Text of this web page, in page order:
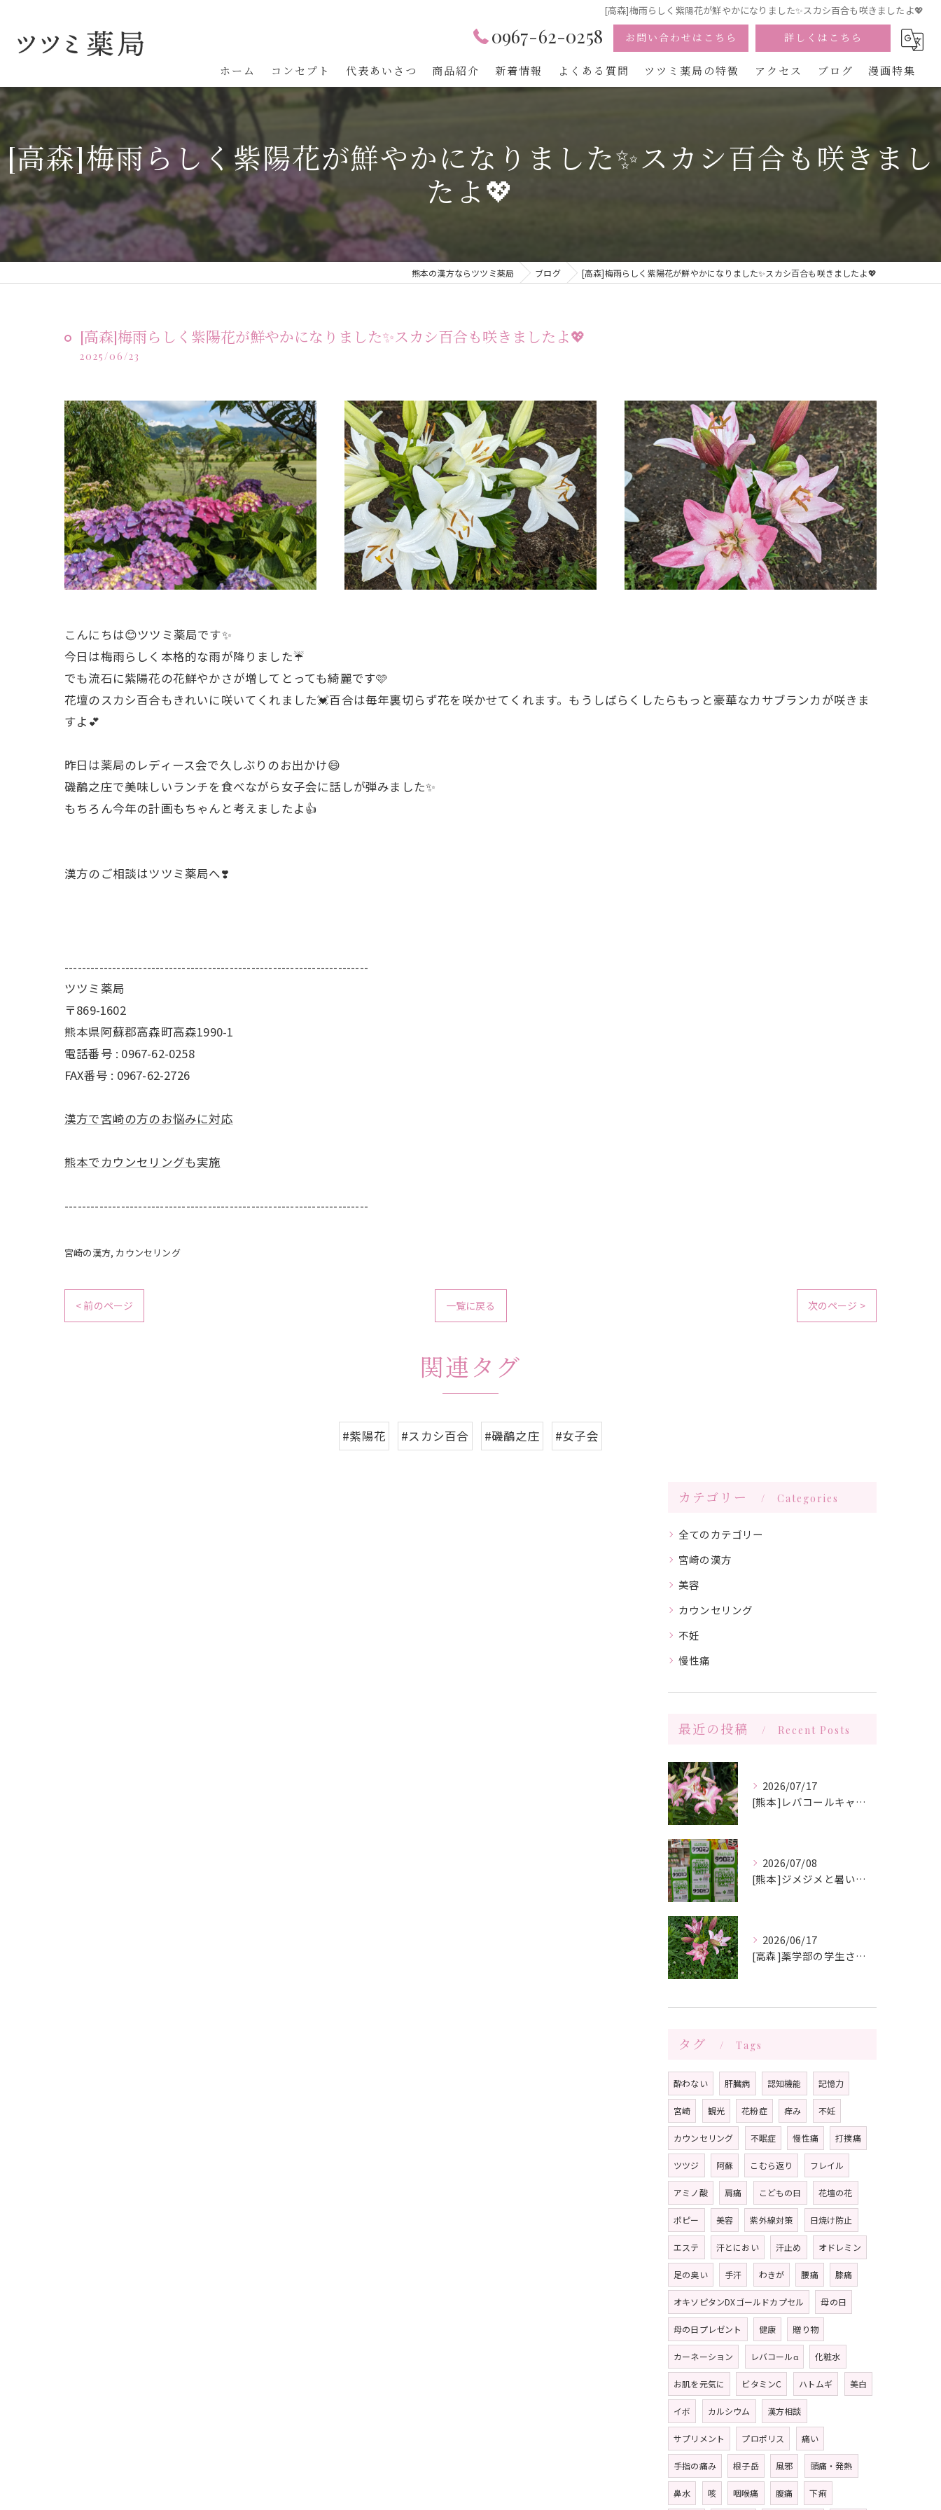
[高森]梅雨らしく紫陽花が鮮やかになりました✨スカシ百合も咲きましたよ💖
0967-62-0258 お問い合わせはこちら 詳しくはこちら
ホーム コンセプト 代表あいさつ 商品紹介 新着情報 よくある質問 ツツミ薬局の特徴
美容
アクセス ブログ 漫画特集
[高森]梅雨らしく紫陽花が鮮やかになりました✨スカシ百合も咲きまし
たよ💖
熊本の漢方ならツツミ薬局 ブログ [高森]梅雨らしく紫陽花が鮮やかになりました✨スカシ百合も咲きましたよ💖
[高森]梅雨らしく紫陽花が鮮やかになりました✨スカシ百合も咲きましたよ💖
2025/06/23
こんにちは😊ツツミ薬局です✨
今日は梅雨らしく本格的な雨が降りました☔
でも流石に紫陽花の花鮮やかさが増してとっても綺麗です🩷
花壇のスカシ百合もきれいに咲いてくれました💓百合は毎年裏切らず花を咲かせてくれます。もうしばらくしたらもっと豪華なカサブランカが咲きま
すよ💕
昨日は薬局のレディース会で久しぶりのお出かけ😄
磯鷸之庄で美味しいランチを食べながら女子会に話しが弾みました✨
もちろん今年の計画もちゃんと考えましたよ👍
漢方のご相談はツツミ薬局へ❣️
----------------------------------------------------------------------
ツツミ薬局
〒869-1602
熊本県阿蘇郡高森町高森1990-1
電話番号 : 0967-62-0258
FAX番号 : 0967-62-2726
漢方で宮崎の方のお悩みに対応
熊本でカウンセリングも実施
----------------------------------------------------------------------
宮崎の漢方 カウンセリング
< 前のページ 一覧に戻る 次のページ >
関連タグ
#紫陽花 #スカシ百合 #磯鷸之庄 #女子会
カテゴリー Categories
全てのカテゴリー
宮崎の漢方
美容
カウンセリング
不妊
慢性痛
最近の投稿 Recent Posts
2026/07/17
[熊本]レバコールキャンペーン＆ガチャガチャ抽選会やっています‼️
2026/07/08
[熊本]ジメジメと暑い夏痒くてたまらない、皮膚炎が治らない、蕁麻疹が出やすくて悩んでいる方いませんか⁉️タウロミン錠でいつの間にか治ってしまったと大好評です💞
2026/06/17
[高森]薬学部の学生さんが薬局製剤の実習にきてくれました✨桂枝茯苓丸つくり楽しかった!と帰って行きました☺️
タグ Tags
酔わない 肝臓病 認知機能 記憶力
宮崎 観光 花粉症 痒み 不妊
カウンセリング 不眠症 慢性痛 打撲痛
ツツジ 阿蘇 こむら返り フレイル
アミノ酸 肩痛 こどもの日 花壇の花
ポピー 美容 紫外線対策 日焼け防止
エステ 汗とにおい 汗止め オドレミン
足の臭い 手汗 わきが 腰痛 膝痛
オキソピタンDXゴールドカプセル 母の日
母の日プレゼント 健康 贈り物
カーネーション レバコールα 化粧水
お肌を元気に ビタミンC ハトムギ 美白
イボ カルシウム 漢方相談
サプリメント プロポリス 痛い
手指の痛み 根子岳 風邪 頭痛・発熱
鼻水 咳 咽喉痛 腹痛 下痢